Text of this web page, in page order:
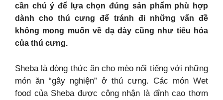
cần chú ý để lựa chọn đúng sản phẩm phù hợp
dành cho thú cưng để tránh đi những vấn đề
không mong muốn về dạ dày cũng như tiêu hóa
của thú cưng.
Sheba là dòng thức ăn cho mèo nổi tiếng với những
món ăn “gây nghiện” ở thú cưng. Các món Wet
food của Sheba được công nhận là đỉnh cao thơm